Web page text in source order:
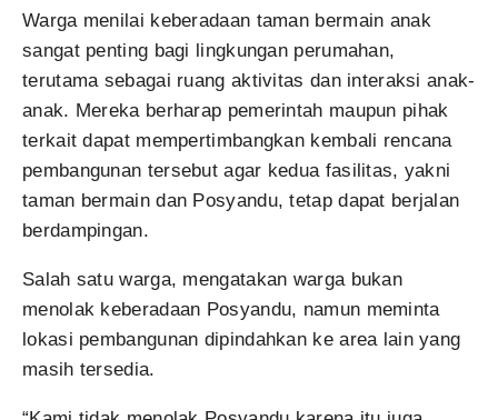
Warga menilai keberadaan taman bermain anak
sangat penting bagi lingkungan perumahan,
terutama sebagai ruang aktivitas dan interaksi anak-
anak. Mereka berharap pemerintah maupun pihak
terkait dapat mempertimbangkan kembali rencana
pembangunan tersebut agar kedua fasilitas, yakni
taman bermain dan Posyandu, tetap dapat berjalan
berdampingan.
Salah satu warga, mengatakan warga bukan
menolak keberadaan Posyandu, namun meminta
lokasi pembangunan dipindahkan ke area lain yang
masih tersedia.